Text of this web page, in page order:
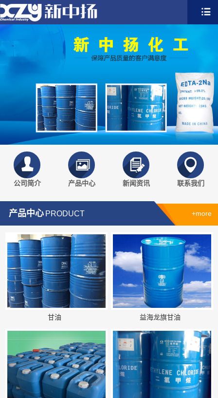
公司简介 产品中心 新闻资讯 联系我们
产品中心 PRODUCT +more
甘油 益海龙旗甘油